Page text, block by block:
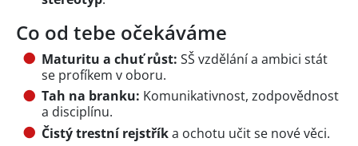
Co od tebe očekáváme
Maturitu a chuť růst: SŠ vzdělání a ambici stát
se profíkem v oboru.
Tah na branku: Komunikativnost, zodpovědnost
a disciplínu.
Čistý trestní rejstříka ochotu učit se nové věci.